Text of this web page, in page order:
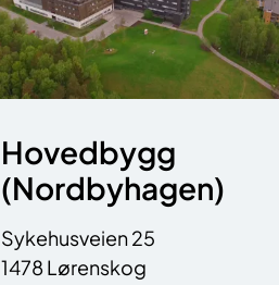
Hovedbygg
(Nordbyhagen)
Sykehusveien 25
1478 Lørenskog